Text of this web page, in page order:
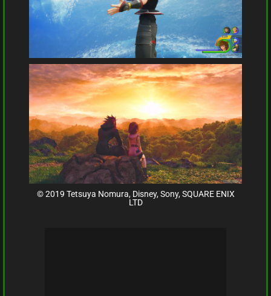
© 2019 Tetsuya Nomura, Disney, Sony, SQUARE ENIX
LTD